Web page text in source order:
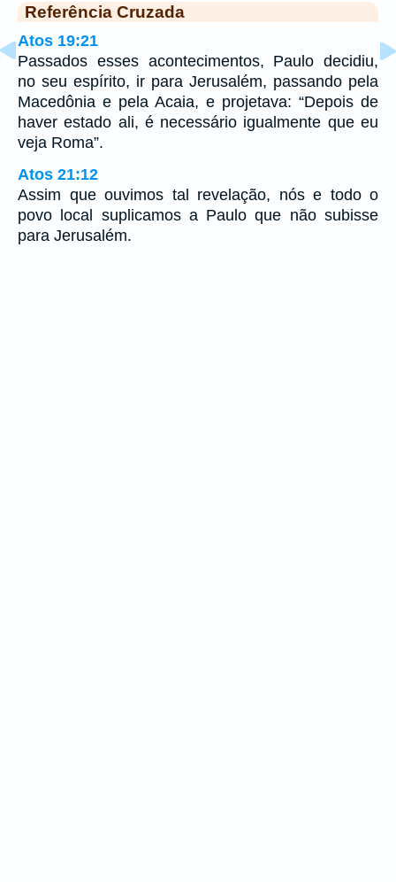
Referência Cruzada
Atos 19:21
Passados esses acontecimentos, Paulo decidiu,
no seu espírito, ir para Jerusalém, passando pela
Macedônia e pela Acaia, e projetava: “Depois de
haver estado ali, é necessário igualmente que eu
veja Roma”.
Atos 21:12
Assim que ouvimos tal revelação, nós e todo o
povo local suplicamos a Paulo que não subisse
para Jerusalém.